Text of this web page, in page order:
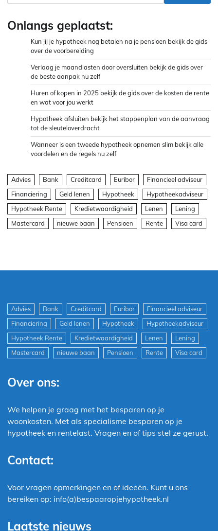
Onlangs geplaatst:
Kun jij je hypotheek nog betalen na je pensioen bekijk de gids
over de voorbereiding
Verlaag je maandlasten door oversluiten bekijk de gids over
de beste aanpak nu zelf
Huren of kopen in 2025 bekijk de gids over de kosten de rente
en wat voor jou werkt
Hypotheek afsluiten bekijk het stappenplan van de aanvraag
tot de sleuteloverdracht
Wanneer is een tweede hypotheek opnemen slim bekijk alle
voordelen en de regels nu zelf
Advies Bank Creditcard Euribor
Financieel adviseur
Financiering
Geld lenen Hypotheek
Hypotheekadviseur
Hypotheek Rente
Kredietwaardigheid Lenen
Lening
Mastercard
nieuwe baan Pensioen Rente Visa card
Advies Bank Creditcard Euribor
Financieel adviseur
Financiering
Geld lenen Hypotheek
Hypotheekadviseur
Hypotheek Rente
Kredietwaardigheid Lenen
Lening
Mastercard
nieuwe baan Pensioen Rente Visa card
Over ons:
We helpen je graag met het besparen op je
woonkosten. Met als specialisme besparen op je
hypotheek en rentelast. Vragen en of tips stel ze gerust.
Contact:
Voor vragen opmerkingen en of ideeën. Kunt u ons
bereiken op: info(a)bespaaropjehypotheek.nl
Laatste nieuws